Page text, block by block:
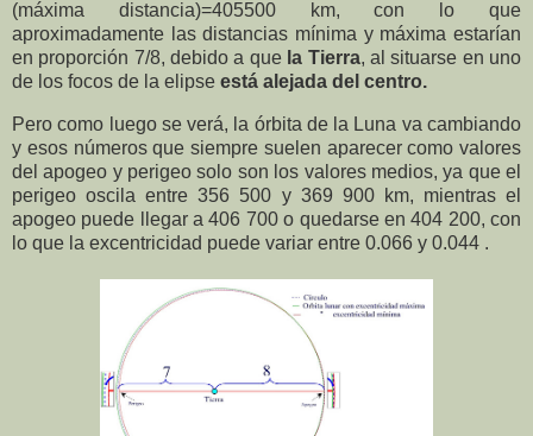
(máxima distancia)=405500 km,
con lo que
aproximadamente las distancias mínima y máxima estarían
en proporción 7/8, debido a que la Tierra, al situarse en uno
de los focos de la elipse está alejada del centro.
Pero como luego se verá, la órbita de la Luna va cambiando
y esos números que siempre suelen aparecer como valores
del apogeo y perigeo solo son los valores medios, ya que el
perigeo oscila entre 356 500 y 369 900 km, mientras el
apogeo puede llegar a 406 700 o quedarse en 404 200, con
lo que la excentricidad puede variar entre 0.066 y 0.044 .